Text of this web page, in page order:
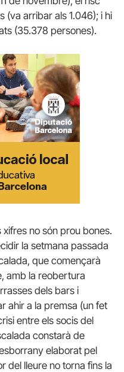
(va arribar als 1.046); i hi
(35.378 persones).
no són prou bones.
la setmana passada
que començarà
amb la reobertura
dels bars i
ahir a la premsa (un fet
entre els socis del
constarà de
elaborat pel
del lleure no torna fins la